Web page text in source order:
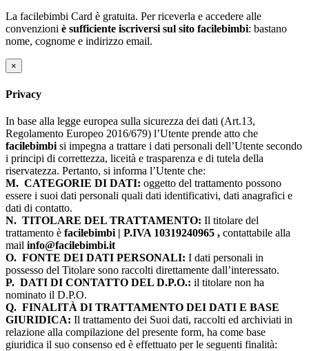
La facilebimbi Card è gratuita. Per riceverla e accedere alle
convenzioni è sufficiente iscriversi sul sito facilebimbi: bastano
nome, cognome e indirizzo email.
×
Privacy
In base alla legge europea sulla sicurezza dei dati (Art.13,
Regolamento Europeo 2016/679) l’Utente prende atto che
facilebimbi si impegna a trattare i dati personali dell’Utente secondo
i principi di correttezza, liceità e trasparenza e di tutela della
riservatezza. Pertanto, si informa l’Utente che:
M. CATEGORIE DI DATI: oggetto del trattamento possono
essere i suoi dati personali quali dati identificativi, dati anagrafici e
dati di contatto.
N. TITOLARE DEL TRATTAMENTO: Il titolare del
trattamento è facilebimbi | P.IVA 10319240965 , contattabile alla
mail info@facilebimbi.it
O. FONTE DEI DATI PERSONALI: I dati personali in
possesso del Titolare sono raccolti direttamente dall’interessato.
P. DATI DI CONTATTO DEL D.P.O.: il titolare non ha
nominato il D.P.O.
Q. FINALITÀ DI TRATTAMENTO DEI DATI E BASE
GIURIDICA: Il trattamento dei Suoi dati, raccolti ed archiviati in
relazione alla compilazione del presente form, ha come base
giuridica il suo consenso ed è effettuato per le seguenti finalità: